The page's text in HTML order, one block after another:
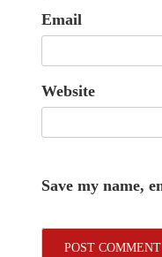
Email
Website
Save my name,